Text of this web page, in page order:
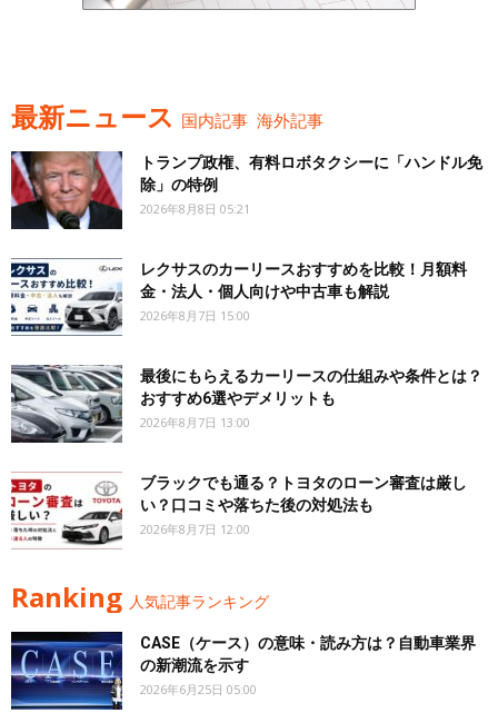
最新ニュース 国内記事 海外記事
トランプ政権、有料ロボタクシーに「ハンドル免
除」の特例
2026年8月8日 05:21
レクサスのカーリースおすすめを比較！月額料
金・法人・個人向けや中古車も解説
2026年8月7日 15:00
最後にもらえるカーリースの仕組みや条件とは？
おすすめ6選やデメリットも
2026年8月7日 13:00
ブラックでも通る？トヨタのローン審査は厳し
い？口コミや落ちた後の対処法も
2026年8月7日 12:00
Ranking 人気記事ランキング
CASE（ケース）の意味・読み方は？自動車業界
の新潮流を示す
2026年6月25日 05:00